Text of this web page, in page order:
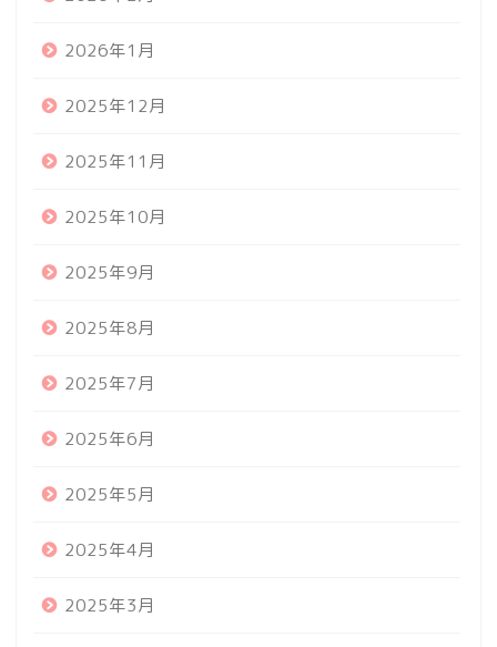
2026年1月
2025年12月
2025年11月
2025年10月
2025年9月
2025年8月
2025年7月
2025年6月
2025年5月
2025年4月
2025年3月